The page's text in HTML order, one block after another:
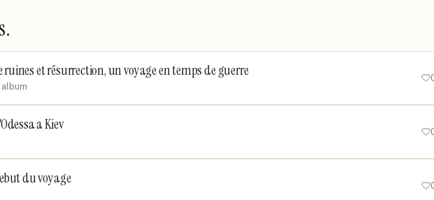
ruines et résurrection, un voyage en temps de guerre
album
a Kiev
du voyage